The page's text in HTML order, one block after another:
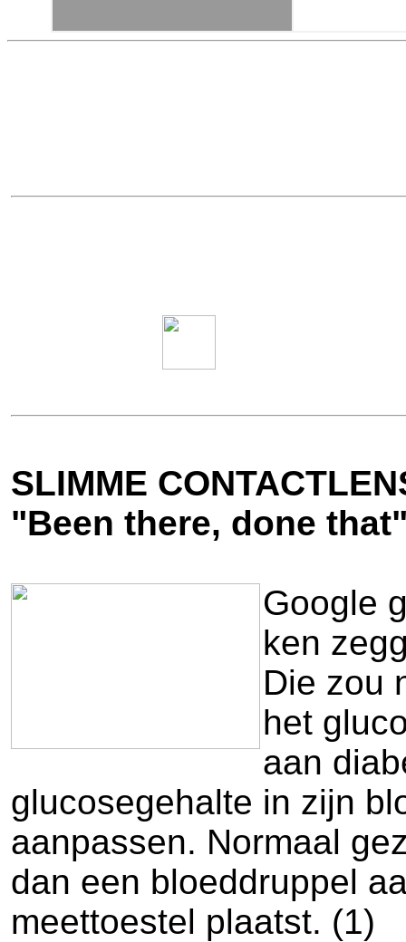
SLIMME
"Been there, done
Google
ken
Die zou
het
aan
glucosegehalte in zijn
aanpassen. Normaal
dan een bloeddruppel
meettoestel plaatst. (1)